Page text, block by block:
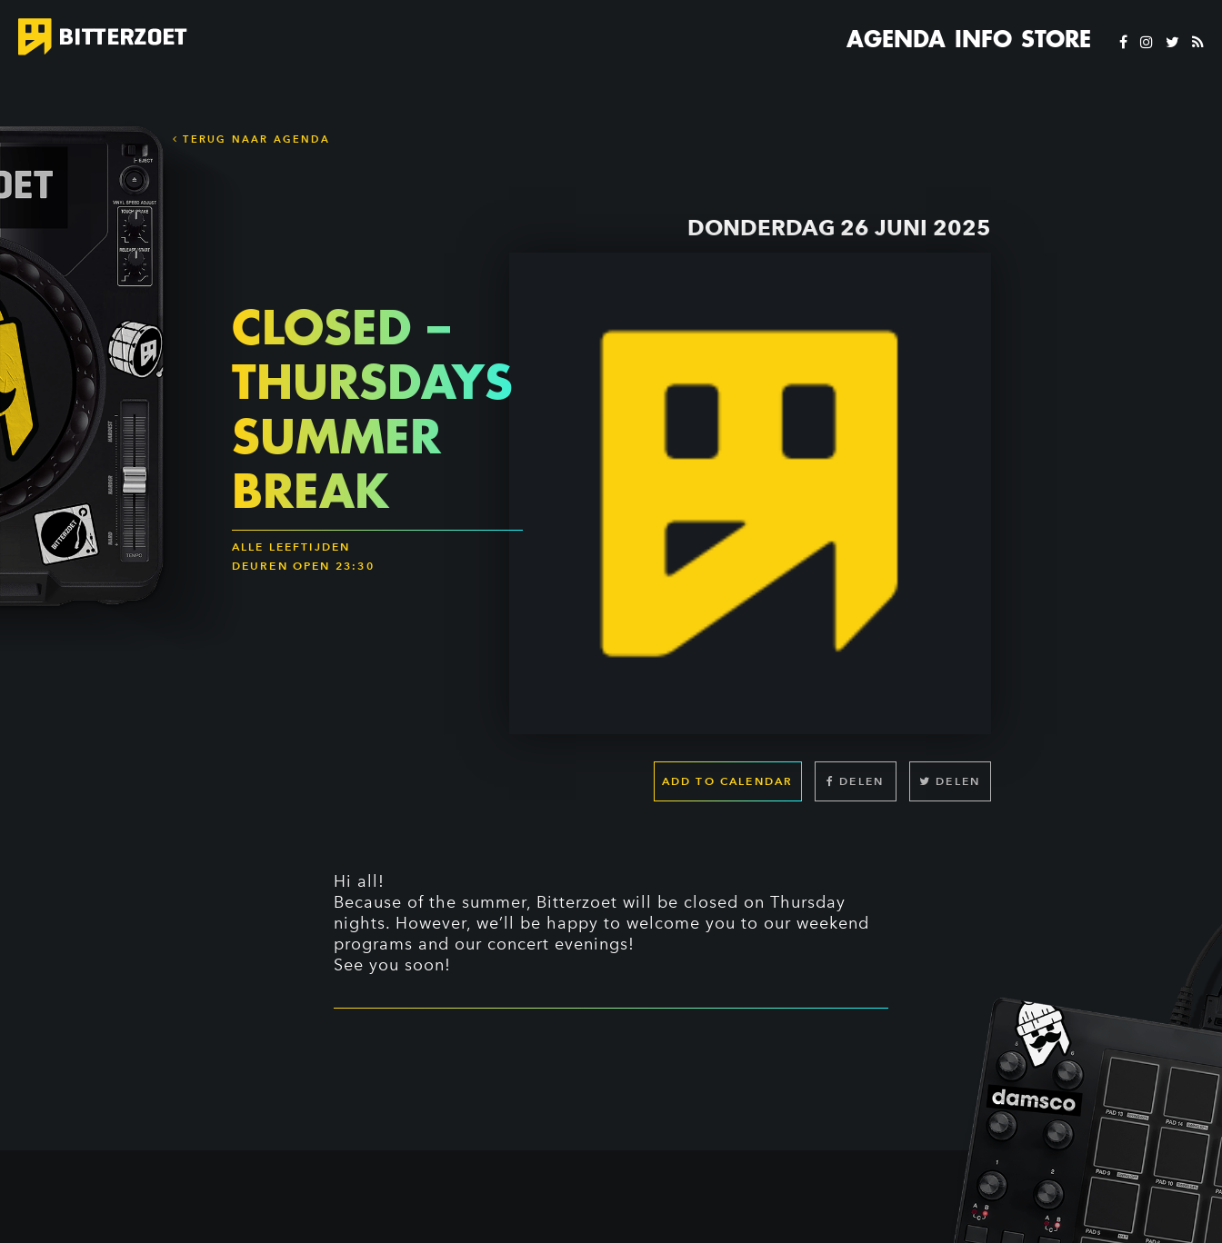
AGENDA INFO STORE
TERUG NAAR AGENDA
DONDERDAG 26 JUNI 2025
ADD TO CALENDAR DELEN DELEN
CLOSED –
THURSDAYS
SUMMER
BREAK
ALLE LEEFTIJDEN
DEUREN OPEN 23:30
Hi all!
Because of the summer, Bitterzoet will be closed on Thursday
nights. However, we’ll be happy to welcome you to our weekend
programs and our concert evenings!
See you soon!